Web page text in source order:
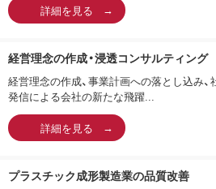
詳細を見る
経営理念の作成・浸透コンサルティング
経営理念の作成、事業計画への落とし込み、
発信による会社の新たな飛躍...
詳細を見る
プラスチック成形製造業の品質改善